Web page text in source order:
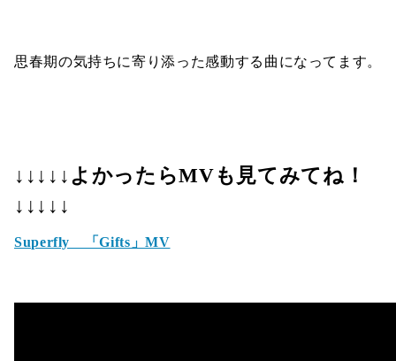
思春期の気持ちに寄り添った感動する曲になってます。
↓↓↓↓↓よかったらMVも見てみてね！
↓↓↓↓↓
Superfly 「Gifts」MV